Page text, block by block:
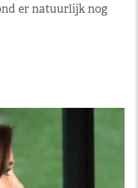
er natuurlijk nog